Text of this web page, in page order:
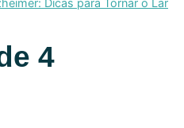
Dicas para Tornar o Lar
4